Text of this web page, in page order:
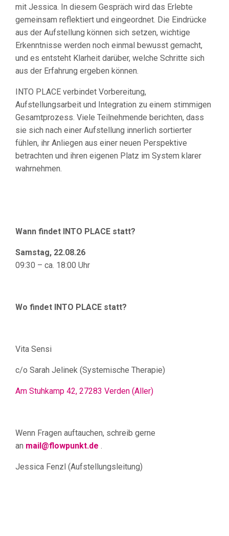
mit Jessica. In diesem Gespräch wird das Erlebte
gemeinsam reflektiert und eingeordnet. Die Eindrücke
aus der Aufstellung können sich setzen, wichtige
Erkenntnisse werden noch einmal bewusst gemacht,
und es entsteht Klarheit darüber, welche Schritte sich
aus der Erfahrung ergeben können.
INTO PLACE verbindet Vorbereitung,
Aufstellungsarbeit und Integration zu einem stimmigen
Gesamtprozess. Viele Teilnehmende berichten, dass
sie sich nach einer Aufstellung innerlich sortierter
fühlen, ihr Anliegen aus einer neuen Perspektive
betrachten und ihren eigenen Platz im System klarer
wahrnehmen.
Wann findet INTO PLACE statt?
Samstag, 22.08.26
09:30 – ca. 18:00 Uhr
Wo findet INTO PLACE statt?
Vita Sensi
c/o Sarah Jelinek (Systemische Therapie)
Am Stuhkamp 42, 27283 Verden (Aller)
Wenn Fragen auftauchen, schreib gerne
an mail@flowpunkt.de .
Jessica Fenzl (Aufstellungsleitung)